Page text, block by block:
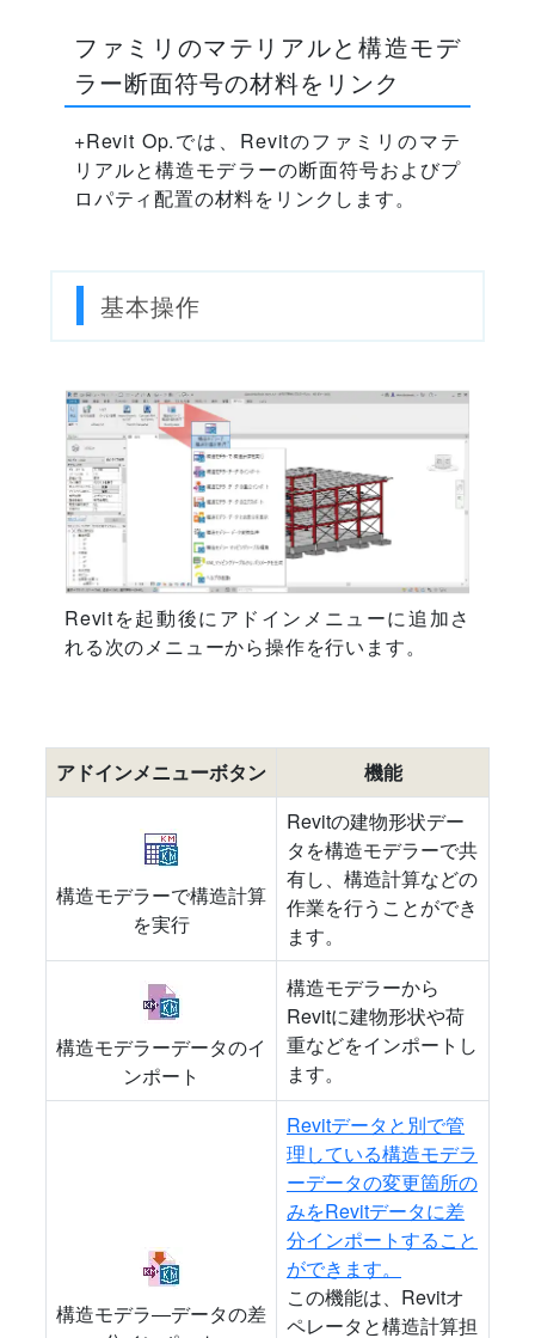
ファミリのマテリアルと構造モデ
ラー断面符号の材料をリンク
+Revit Op.では、Revitのファミリのマテ
リアルと構造モデラーの断面符号およびプ
ロパティ配置の材料をリンクします。
基本操作
Revitを起動後にアドインメニューに追加さ
れる次のメニューから操作を行います。
アドインメニューボタン 機能
構造モデラーで構造計算
を実行
Revitの建物形状デー
タを構造モデラーで共
有し、構造計算などの
作業を行うことができ
ます。
構造モデラーデータのイ
ンポート
構造モデラーから
Revitに建物形状や荷
重などをインポートし
ます。
構造モデラ―データの差
Revitデータと別で管
理している構造モデラ
ーデータの変更箇所の
みをRevitデータに差
分インポートすること
ができます。
この機能は、Revitオ
ペレータと構造計算担